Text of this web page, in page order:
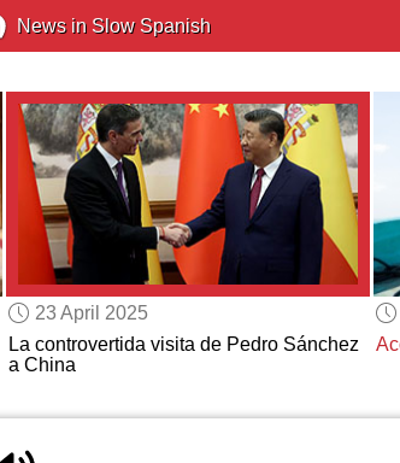
News in Slow Spanish
23 April 2025
La controvertida visita de Pedro Sánchez
a China